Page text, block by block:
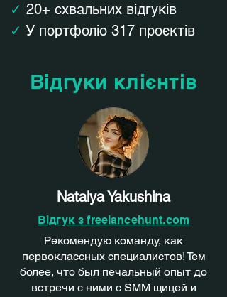
✓ 20+ схвальних відгуків
✓ У портфоліо 317 проєктів
Відгуки клієнтів
Natalya Yakushina
Відгук з freelancehunt.com
Рекомендую команду, как
первоклассных специалистов! Тем
более, что был печальный опыт до
встречи с ними с SMM щицей и